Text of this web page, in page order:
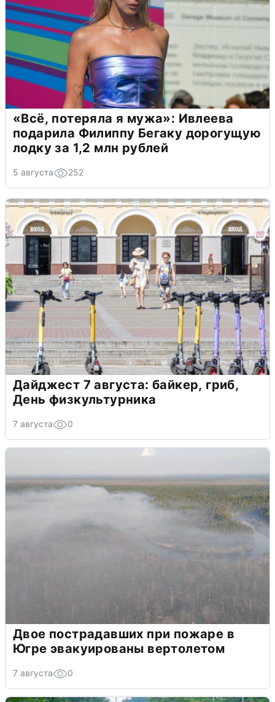
«Всё, потеряла я мужа»: Ивлеева
подарила Филиппу Бегаку дорогущую
лодку за 1,2 млн рублей
5 августа 252
Дайджест 7 августа: байкер, гриб,
День физкультурника
7 августа 0
Двое пострадавших при пожаре в
Югре эвакуированы вертолетом
7 августа 0